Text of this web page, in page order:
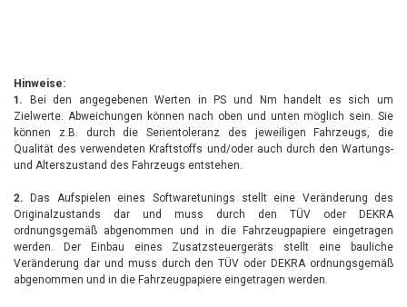
er mir dann guten Gewissens mein Fahrzeug wieder
übergeben hat...Ja was soll ich sagen. Andi hat ein
fantastisches Ergebnis erzielt mit der Stage 1. Andi
was was er tut. Also ich muss wirklich sagen, geht
richtig gut. Auf dem Rückweg habe ich dann erstmal
angeschalteter Klima gefahren. Ergebnis 6,0l/100Km.
Damit hätte ich nicht gerechnet. Auch nicht mit dem
gewaltigen Drehmomentzuwachs! Laut Anzeige im
Auto 589 MN!! Leistung ca. 420PS. Ich denke das
Hinweise:
1. Bei den angegebenen Werten in PS und Nm handelt es sich um
Zielwerte. Abweichungen können nach oben und unten möglich sein. Sie
können z.B. durch die Serientoleranz des jeweiligen Fahrzeugs, die
Qualität des verwendeten Kraftstoffs und/oder auch durch den Wartungs-
und Alterszustand des Fahrzeugs entstehen.
2. Das Aufspielen eines Softwaretunings stellt eine Veränderung des
Originalzustands dar und muss durch den TÜV oder DEKRA
ordnungsgemäß abgenommen und in die Fahrzeugpapiere eingetragen
werden. Der Einbau eines Zusatzsteuergeräts stellt eine bauliche
Veränderung dar und muss durch den TÜV oder DEKRA ordnungsgemäß
abgenommen und in die Fahrzeugpapiere eingetragen werden.